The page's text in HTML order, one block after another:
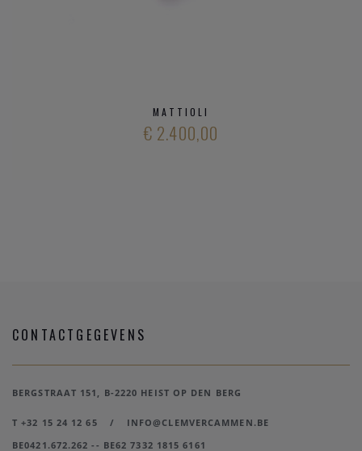
MATTIOLI
€ 2.400,00
CONTACTGEGEVENS
BERGSTRAAT 151, B-2220 HEIST OP DEN BERG
T +32 15 24 12 65 /
INFO@CLEMVERCAMMEN.BE
BE0421.672.262 -- BE62 7332 1815 6161